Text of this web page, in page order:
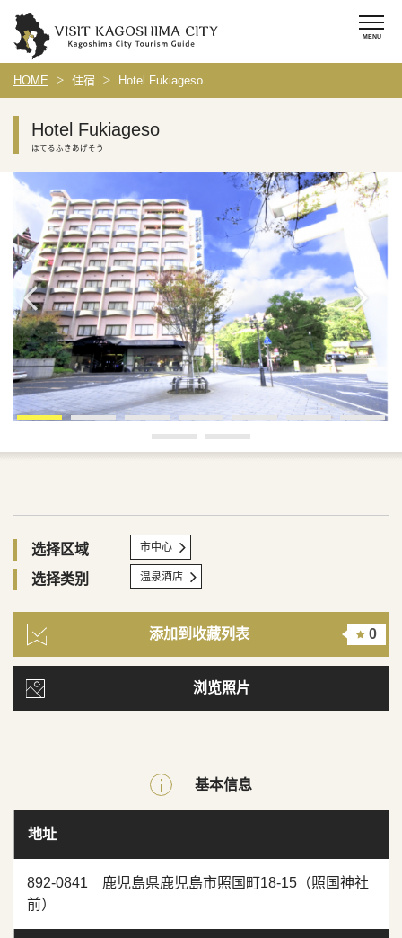
HOME 住宿 Hotel Fukiageso
Hotel Fukiageso
ほてるふきあげそう
选择区域 市中心
选择类别 温泉酒店
添加到收藏列表 0
浏览照片
基本信息
地址
892-0841 鹿児島県鹿児島市照国町18-15（照国神社
前）